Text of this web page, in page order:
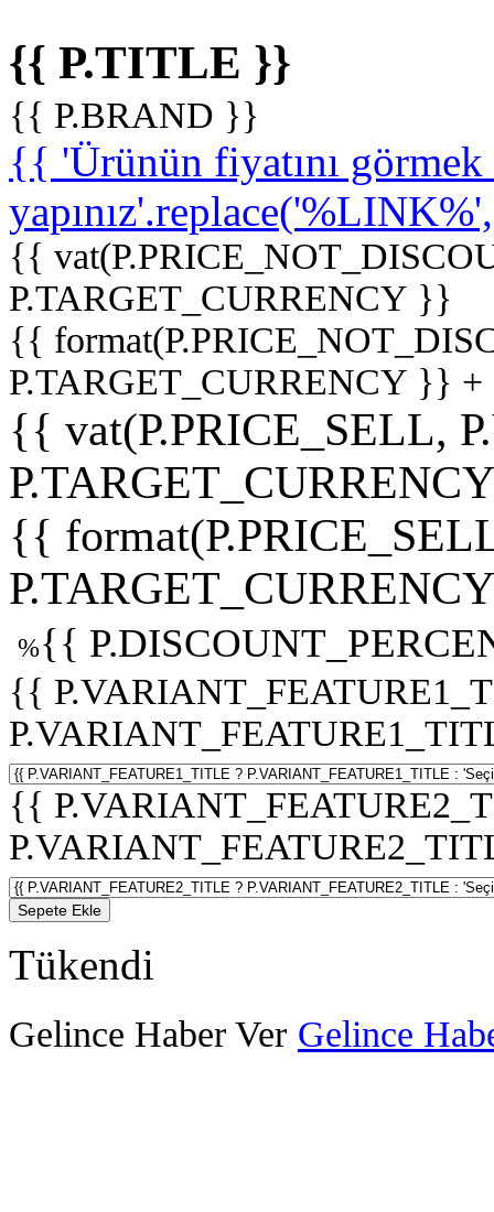
{{ P.TITLE }}
{{ P.BRAND }}
{{ 'Ürünün fiyatını
{{
P.TARGET_CURRENCY }}
{{
P.TARGET_CURRENCY }}
{{ vat(P.PRICE_SELL,
{{
%{{
{{
{{
Sepete Ekle
Tükendi
Gelince Haber Ver Gelince